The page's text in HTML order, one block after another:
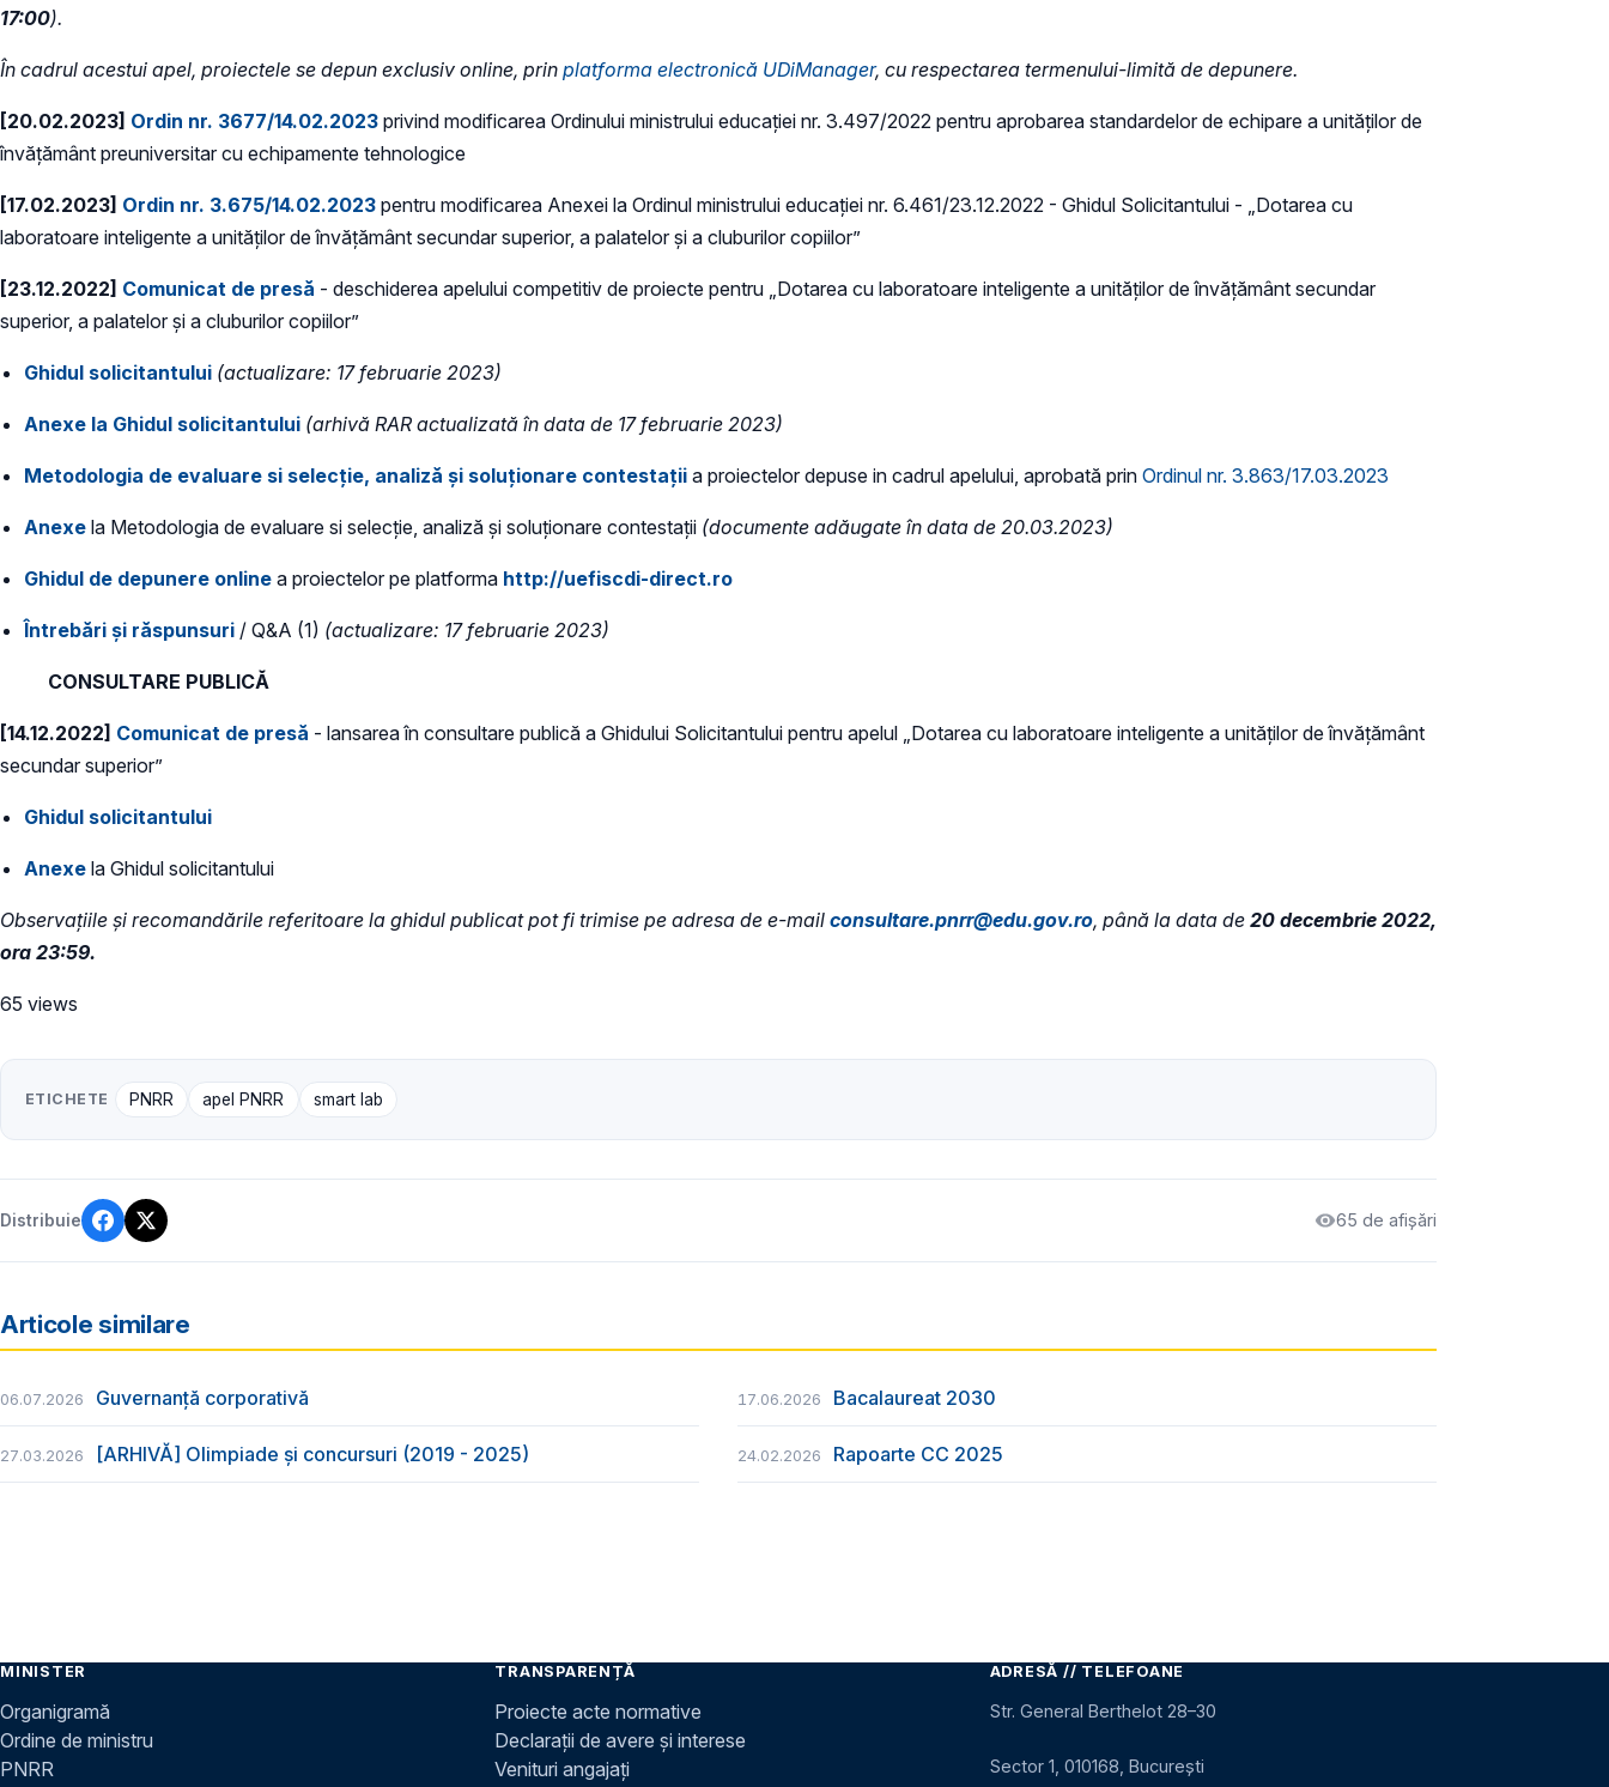
17:00).
În cadrul acestui apel, proiectele se depun exclusiv online, prin platforma electronică UDiManager, cu respectarea termenului-limită de depunere.
[20.02.2023] Ordin nr. 3677/14.02.2023 privind modificarea Ordinului ministrului educației nr. 3.497/2022 pentru aprobarea standardelor de echipare a unităților de
învățământ preuniversitar cu echipamente tehnologice
[17.02.2023] Ordin nr. 3.675/14.02.2023 pentru modificarea Anexei la Ordinul ministrului educației nr. 6.461/23.12.2022 - Ghidul Solicitantului - „Dotarea cu
laboratoare inteligente a unităților de învățământ secundar superior, a palatelor și a cluburilor copiilor”
[23.12.2022] Comunicat de presă - deschiderea apelului competitiv de proiecte pentru „Dotarea cu laboratoare inteligente a unităților de învățământ secundar
superior, a palatelor și a cluburilor copiilor”
Ghidul solicitantului (actualizare: 17 februarie 2023)
Anexe la Ghidul solicitantului (arhivă RAR actualizată în data de 17 februarie 2023)
Metodologia de evaluare si selecție, analiză și soluționare contestații a proiectelor depuse in cadrul apelului, aprobată prin Ordinul nr. 3.863/17.03.2023
Anexe la Metodologia de evaluare si selecție, analiză și soluționare contestații (documente adăugate în data de 20.03.2023)
Ghidul de depunere online a proiectelor pe platforma http://uefiscdi-direct.ro
Întrebări și răspunsuri / Q&A (1) (actualizare: 17 februarie 2023)
CONSULTARE PUBLICĂ
[14.12.2022] Comunicat de presă - lansarea în consultare publică a Ghidului Solicitantului pentru apelul „Dotarea cu laboratoare inteligente a unităților de învățământ
secundar superior”
Ghidul solicitantului
Anexe la Ghidul solicitantului
Observațiile și recomandările referitoare la ghidul publicat pot fi trimise pe adresa de e-mail consultare.pnrr@edu.gov.ro, până la data de 20 decembrie 2022,
ora 23:59.
65 views
ETICHETE PNRR apel PNRR smart lab
Distribuie 65 de afișări
Articole similare
06.07.2026 Guvernanță corporativă 17.06.2026 Bacalaureat 2030
27.03.2026 [ARHIVĂ] Olimpiade și concursuri (2019 - 2025) 24.02.2026 Rapoarte CC 2025
MINISTER
Organigramă
Ordine de ministru
PNRR
TRANSPARENȚĂ
Proiecte acte normative
Declarații de avere și interese
Venituri angajați
ADRESĂ // TELEFOANE
Str. General Berthelot 28–30
Sector 1, 010168, București